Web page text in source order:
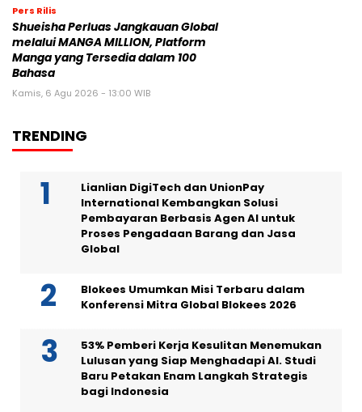
Pers Rilis
Shueisha Perluas Jangkauan Global
melalui MANGA MILLION, Platform
Manga yang Tersedia dalam 100
Bahasa
Kamis, 6 Agu 2026 - 13:00 WIB
TRENDING
Lianlian DigiTech dan UnionPay
International Kembangkan Solusi
Pembayaran Berbasis Agen AI untuk
Proses Pengadaan Barang dan Jasa
Global
Blokees Umumkan Misi Terbaru dalam
Konferensi Mitra Global Blokees 2026
53% Pemberi Kerja Kesulitan Menemukan
Lulusan yang Siap Menghadapi AI. Studi
Baru Petakan Enam Langkah Strategis
bagi Indonesia